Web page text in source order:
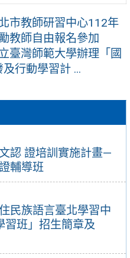
認 證培訓實施計畫—
輔導班
民族語言臺北學習中
習班」招生簡章及
市教師研習中心112年
教師自由報名參加
臺灣師範大學辦理「國
行動學習計 ...